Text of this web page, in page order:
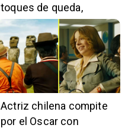
toques de queda,
restricciones y
escuchas telefónicas
en zonas críticas
Actriz chilena compite
por el Oscar con